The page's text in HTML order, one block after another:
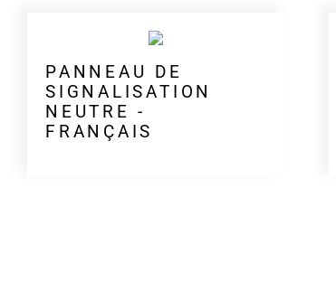
PANNEAU DE
SIGNALISATION
NEUTRE -
FRANÇAIS